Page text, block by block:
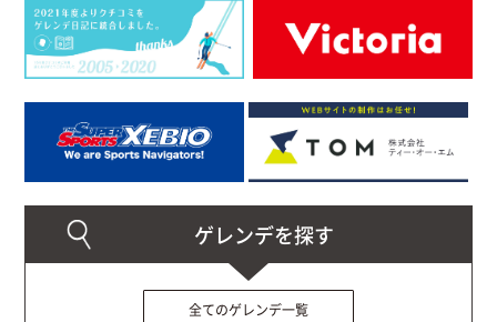
全てのゲレンデ一覧